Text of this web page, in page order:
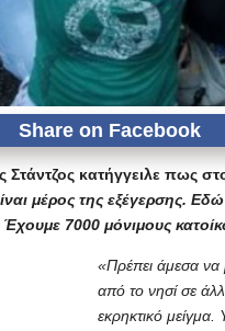
κατήγγειλε πως
μέρος της εξέγερσης.
7000 μόνιμους
«Πρέπει άμεσα να
από το νησί σε
εκρηκτικό μείγμα.